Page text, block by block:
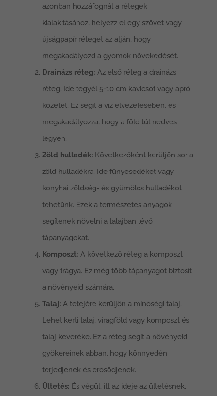
azonban hozzáfognál a rétegek
kialakításához, helyezz el egy szövet vagy
újságpapír réteget az alján, hogy
megakadályozd a gyomok növekedését.
Drainázs réteg: Az első réteg a drainázs
réteg. Ide tegyél 5-10 cm kavicsot vagy apró
kőzetet. Ez segít a víz elvezetésében, és
megakadályozza, hogy a föld túl nedves
legyen.
Zöld hulladék: Következőként kerüljön sor a
zöld hulladékra. Ide fűnyesedéket vagy
konyhai zöldség- és gyümölcs hulladékot
tehetünk. Ezek a természetes anyagok
segítenek növelni a talajban lévő
tápanyagokat.
Komposzt: A következő réteg a komposzt
vagy trágya. Ez még több tápanyagot biztosít
a növényeid számára.
Talaj: A tetejére kerüljön a minőségi talaj.
Lehet kerti talaj, virágföld vagy komposzt és
talaj keveréke. Ez a réteg segít a növényeid
gyökereinek abban, hogy könnyedén
terjedjenek és erősödjenek.
Ültetés: És végül, itt az ideje az ültetésnek.